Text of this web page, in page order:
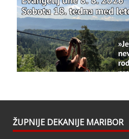
View on Facebook · Share
Bazilika Matere
status.
1 years ago
When this happens, it's
people, changed who can
deleted.
ŽUPNIJE DEKANIJE MARIBOR